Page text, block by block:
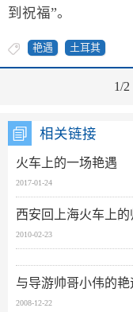
到祝福”。
艳遇 土耳其
1/2
相关链接
火车上的一场艳遇
2017-01-24
西安回上海火车上的
2010-02-23
与导游帅哥小伟的艳
2008-12-22